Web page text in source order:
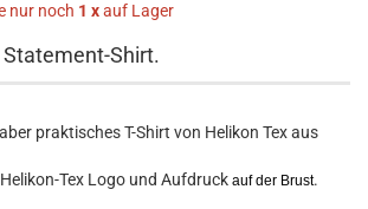
nur noch 1 xauf Lager
Statement-Shirt.
praktisches T-Shirt von Helikon Tex aus
Tex Logo und Aufdruck auf der Brust.